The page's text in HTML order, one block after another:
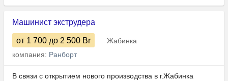
Машинист экструдера
от 1 700 до 2 500 Br
Жабинка
компания: Ранборт
В связи с открытием нового производства в г.Жабинка